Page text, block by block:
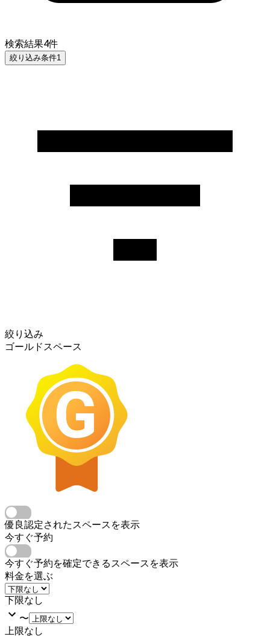
検索結果4件
絞り込み条件1
絞り込み
ゴールドスペース
優良認定されたスペースを表示
今すぐ予約
今すぐ予約を確定できるスペースを表示
料金を選ぶ
下限なし
〜
上限なし